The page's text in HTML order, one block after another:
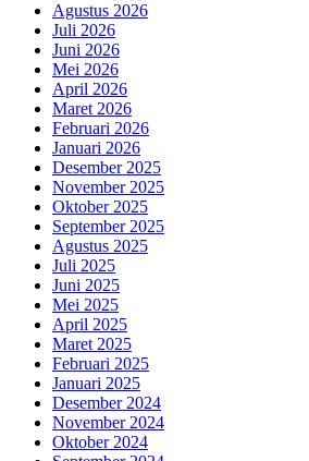
Agustus 2026
Juli 2026
Juni 2026
Mei 2026
April 2026
Maret 2026
Februari 2026
Januari 2026
Desember 2025
November 2025
Oktober 2025
September 2025
Agustus 2025
Juli 2025
Juni 2025
Mei 2025
April 2025
Maret 2025
Februari 2025
Januari 2025
Desember 2024
November 2024
Oktober 2024